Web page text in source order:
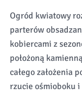
Ogród kwiatowy
parterów
kobiercami z
położoną
całego założenia
rzucie ośmioboku